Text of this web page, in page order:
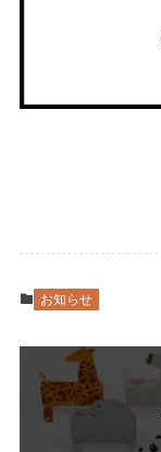
お知らせ